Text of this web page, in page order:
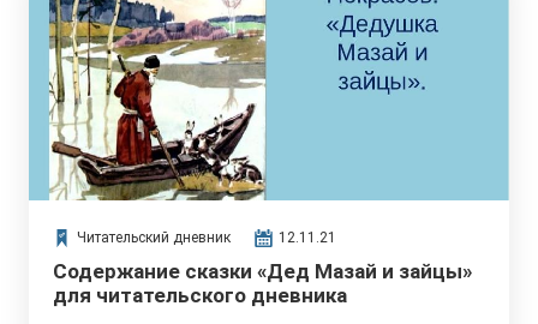
Читательский дневник 12.11.21
Содержание сказки «Дед Мазай и зайцы»
для читательского дневника